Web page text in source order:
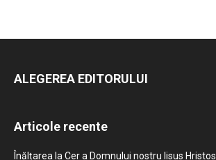
ALEGEREA EDITORULUI
Articole recente
Înălțarea la Cer a Domnului nostru Iisus Hristos